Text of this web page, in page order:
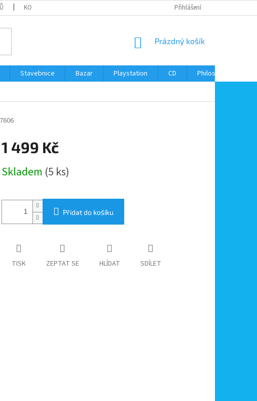
KONTAKTY Přihlášení
NÁKUPNÍ
Prázdný košík
Stavebnice Bazar Playstation CD Philos
1 499 Kč
cena:
Skladem (5 ks)
Přidat do košíku
TISK ZEPTAT SE HLÍDAT SDÍLET